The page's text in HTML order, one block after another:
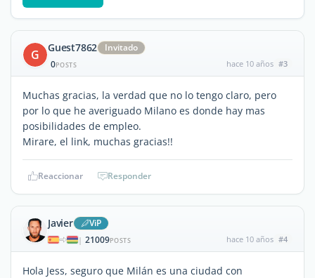
G Guest7862
Invitado
0POSTS hace 10 años #3
Muchas gracias, la verdad que no lo tengo claro, pero
por lo que he averiguado Milano es donde hay mas
posibilidades de empleo.
Mirare, el link, muchas gracias!!
Reaccionar Responder
Javier ViP
| 21009POSTS hace 10 años #4
Hola Jess, seguro que Milán es una ciudad con